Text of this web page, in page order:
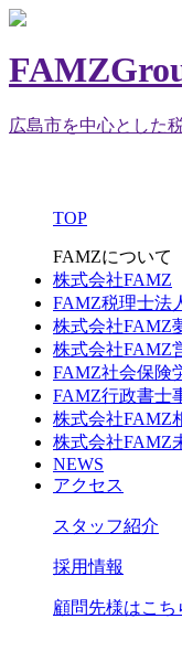
広島市を中心とした
TOP
FAMZについて
株式会社FAMZ
FAMZ税理士法
株式会社FAMZ
株式会社FAMZ
FAMZ社会保険
FAMZ行政書士
株式会社FAMZ
株式会社FAMZ
NEWS
アクセス
スタッフ紹介
採用情報
顧問先様はこち